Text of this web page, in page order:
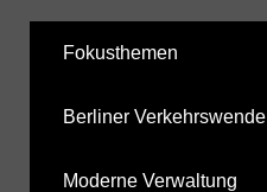
Fokusthemen
Berliner Verkehrswende
Moderne Verwaltung